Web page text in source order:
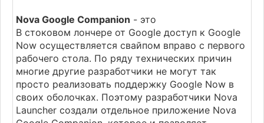
Nova Google Companion - это
В стоковом лончере от Google доступ к Google
Now осуществляется свайпом вправо с первого
рабочего стола. По ряду технических причин
многие другие разработчики не могут так
просто реализовать поддержку Google Now в
своих оболочках. Поэтому разработчики Nova
Launcher создали отдельное приложение Nova